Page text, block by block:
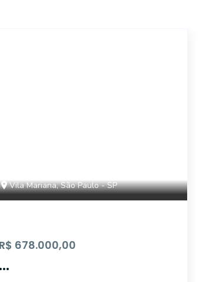
Vila Mariana, São Paulo - SP
R$ 678.000,00
...